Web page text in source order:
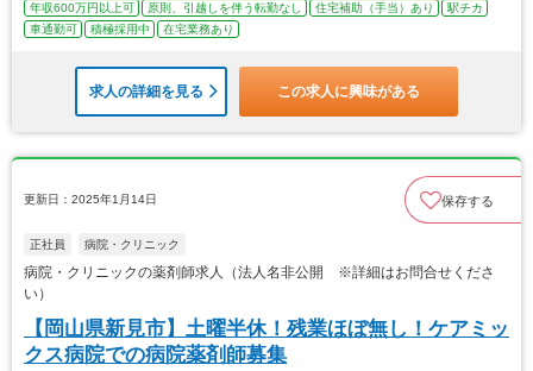
年収600万円以上可 原則、引越しを伴う転勤なし 住宅補助（手当）あり
駅チカ
車通勤可
積極採用中 在宅業務あり
求人の詳細を見る この求人に興味がある
更新日：2025年1月14日 保存する
正社員 病院・クリニック
病院・クリニックの薬剤師求人（法人名非公開 ※詳細はお問合せくださ
い）
【岡山県新見市】土曜半休！残業ほぼ無し！ケアミッ
クス病院での病院薬剤師募集